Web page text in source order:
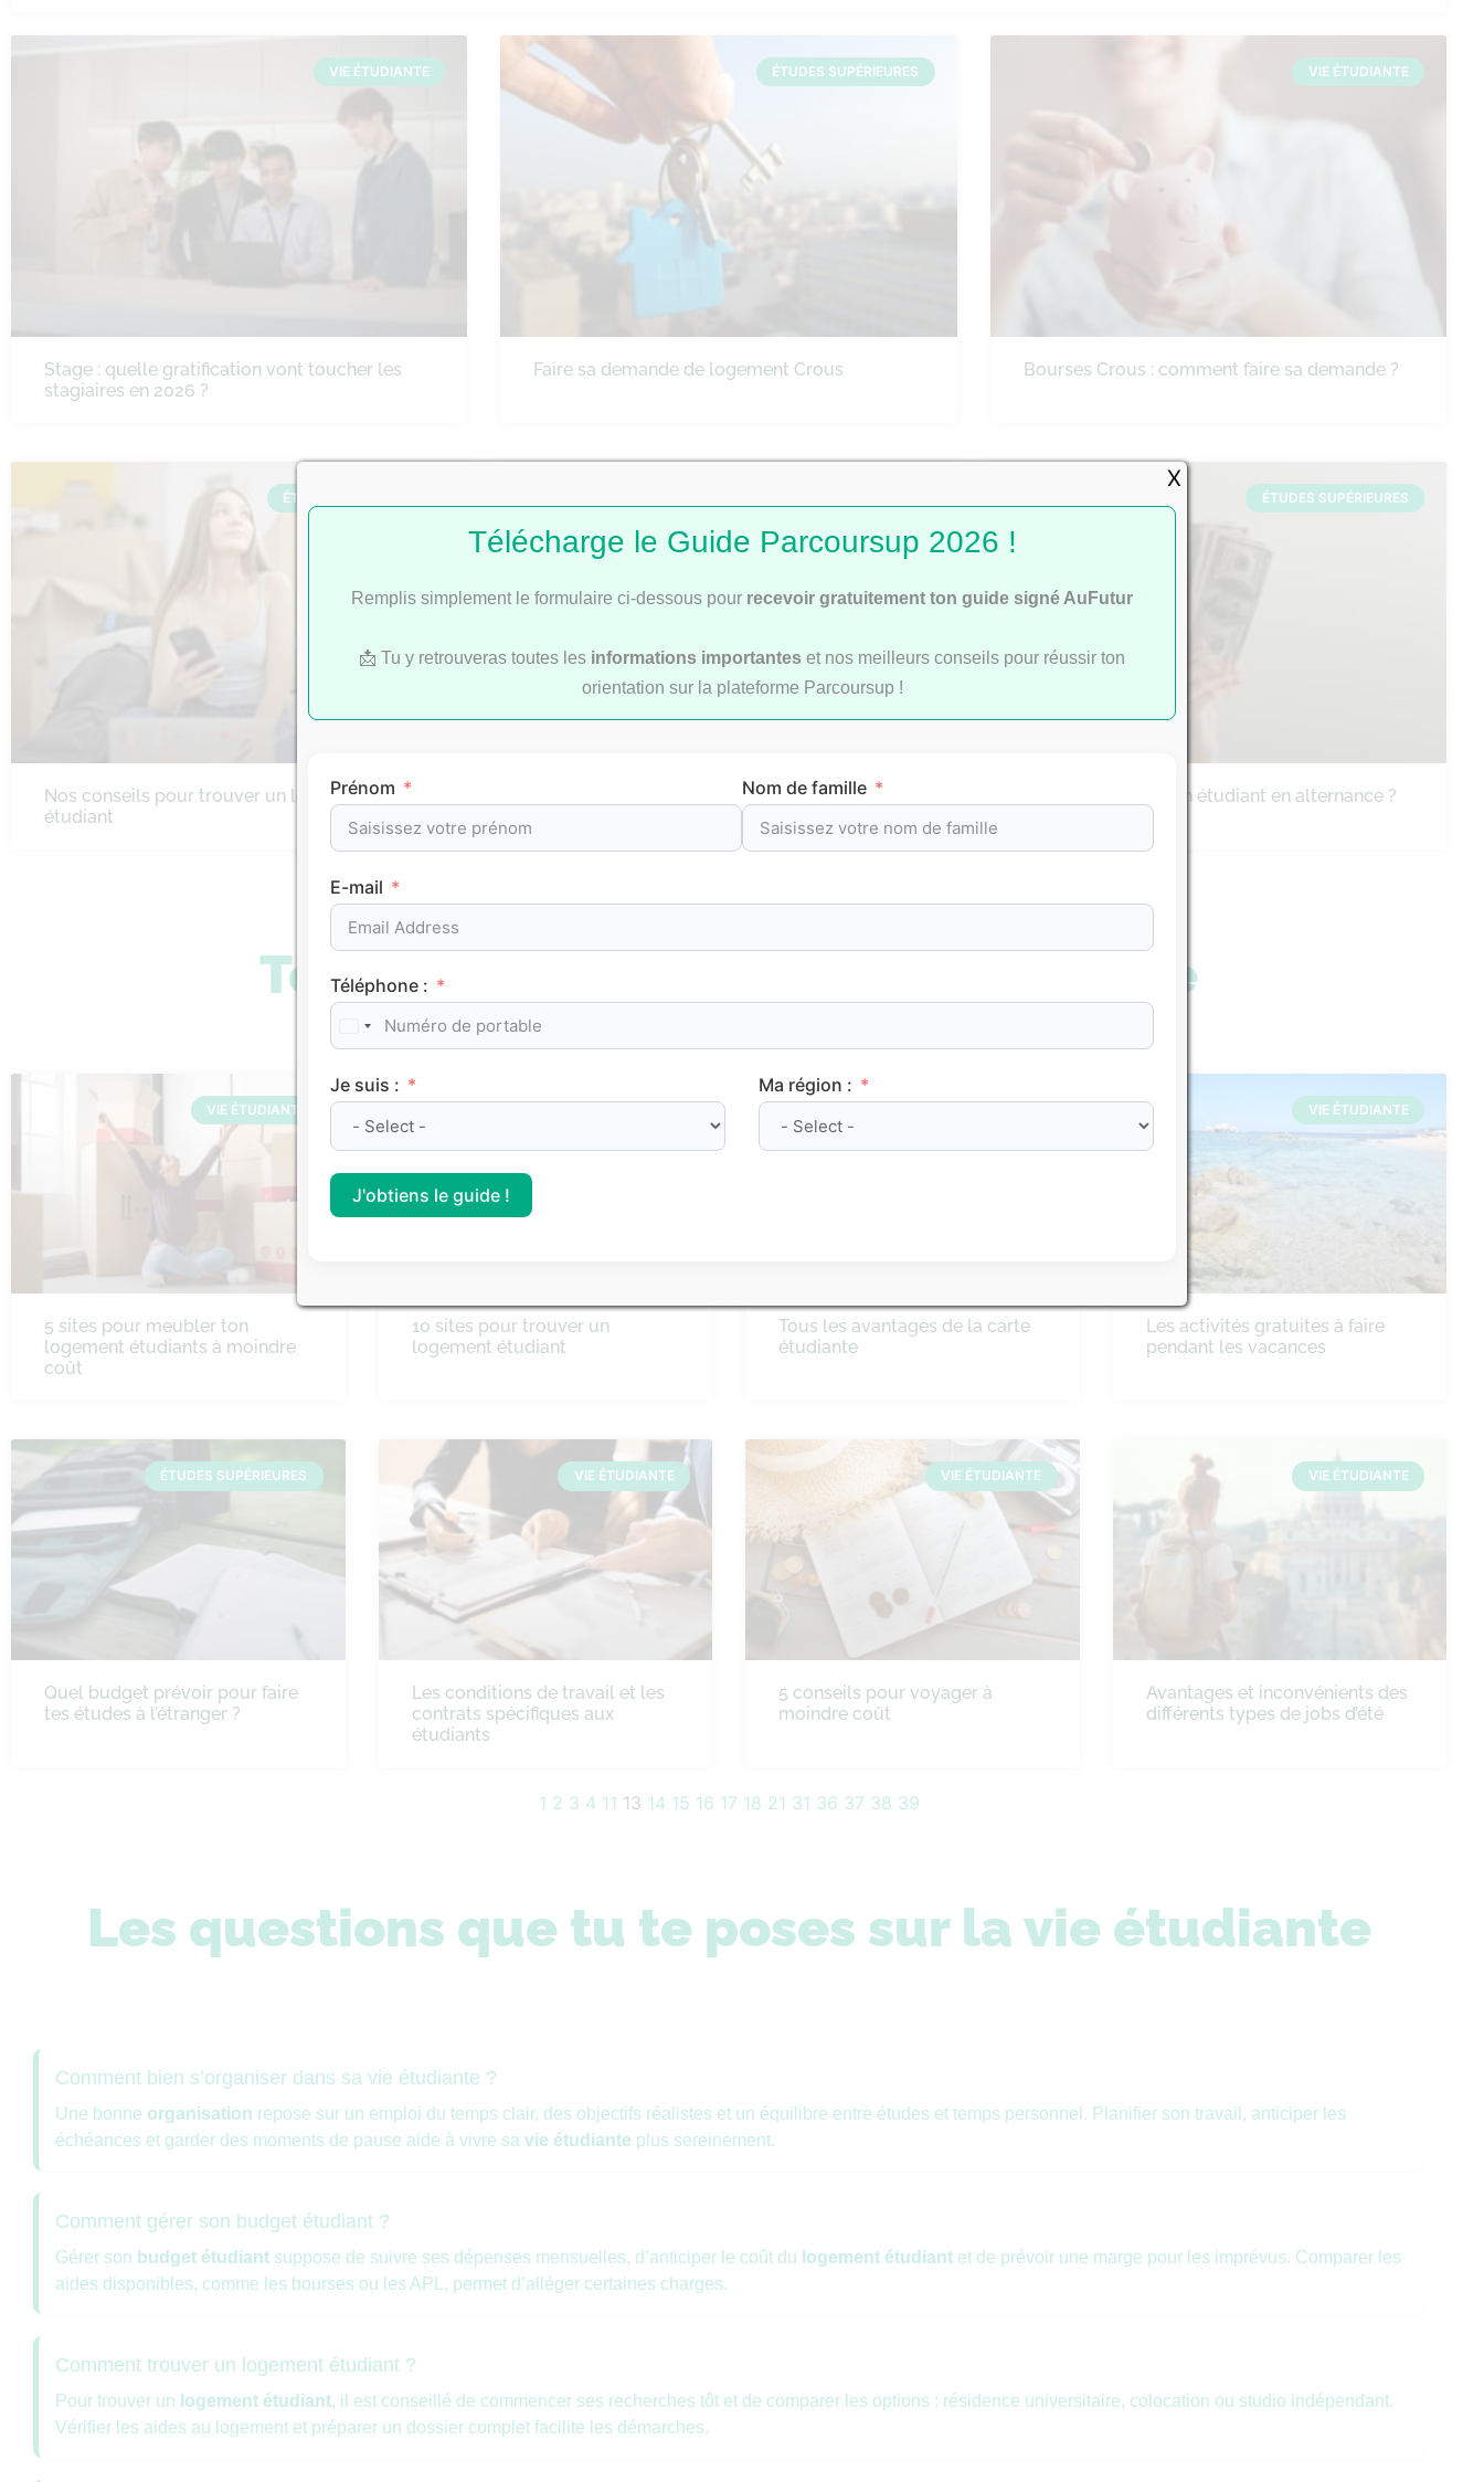
VIE ÉTUDIANTE
Stage : quelle gratification vont toucher les
stagiaires en 2026 ?
ÉTUDES SUPÉRIEURES
Faire sa demande de logement Crous
VIE ÉTUDIANTE
Bourses Crous : comment faire sa demande ?
ÉTUDES SUPÉRIEURES
Nos conseils pour trouver un logement
étudiant
Les applications bons plans pour les étudiants
ÉTUDES SUPÉRIEURES
Quel salaire pour un étudiant en alternance ?
Tous les articles sur la vie étudiante
VIE ÉTUDIANTE
5 sites pour meubler ton
logement étudiants à moindre
coût
10 sites pour trouver un
logement étudiant
Tous les avantages de la carte
étudiante
VIE ÉTUDIANTE
Les activités gratuites à faire
pendant les vacances
ÉTUDES SUPÉRIEURES
Quel budget prévoir pour faire
tes études à l’étranger ?
VIE ÉTUDIANTE
Les conditions de travail et les
contrats spécifiques aux
étudiants
VIE ÉTUDIANTE
5 conseils pour voyager à
moindre coût
VIE ÉTUDIANTE
Avantages et inconvénients des
différents types de jobs d’été
1 2 3 4 11 13 14 15 16 17 18 21 31 36 37 38 39
Les questions que tu te poses sur la vie étudiante
Comment bien s’organiser dans sa vie étudiante ?
Une bonne organisation repose sur un emploi du temps clair, des objectifs réalistes et un équilibre entre études et temps personnel. Planifier son travail, anticiper les
échéances et garder des moments de pause aide à vivre sa vie étudiante plus sereinement.
Comment gérer son budget étudiant ?
Gérer son budget étudiant suppose de suivre ses dépenses mensuelles, d’anticiper le coût du logement étudiant et de prévoir une marge pour les imprévus. Comparer les
aides disponibles, comme les bourses ou les APL, permet d’alléger certaines charges.
Comment trouver un logement étudiant ?
Pour trouver un logement étudiant, il est conseillé de commencer ses recherches tôt et de comparer les options : résidence universitaire, colocation ou studio indépendant.
Vérifier les aides au logement et préparer un dossier complet facilite les démarches.
Télécharge le Guide Parcoursup 2026 !
Remplis simplement le formulaire ci-dessous pour recevoir gratuitement ton guide signé AuFutur
📩 Tu y retrouveras toutes les informations importantes et nos meilleurs conseils pour réussir ton
orientation sur la plateforme Parcoursup !
Prénom Nom de famille
E-mail
Téléphone :
Je suis : Ma région :
J'obtiens le guide !
X